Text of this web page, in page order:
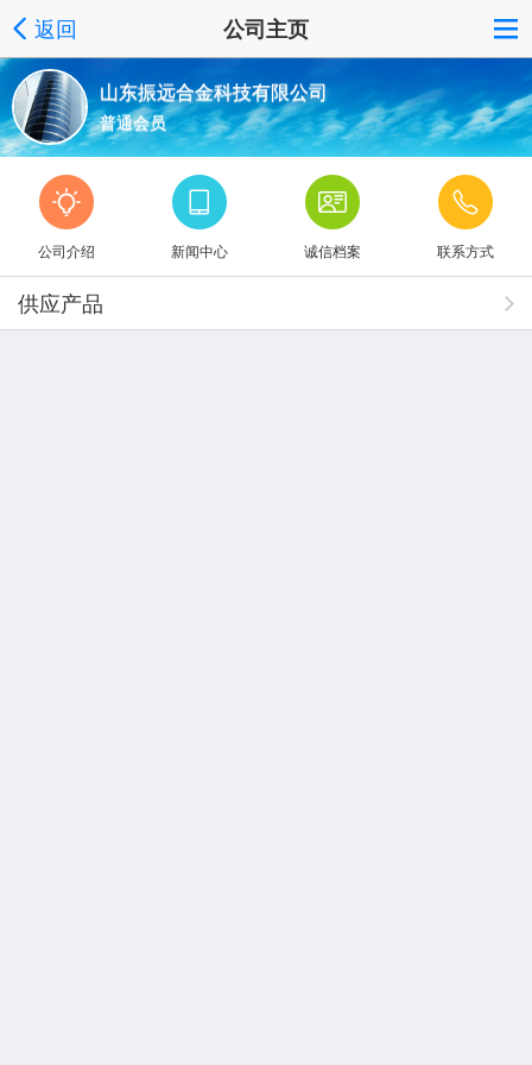
返回 公司主页
山东振远合金科技有限公司
普通会员
公司介绍 新闻中心 诚信档案 联系方式
供应产品